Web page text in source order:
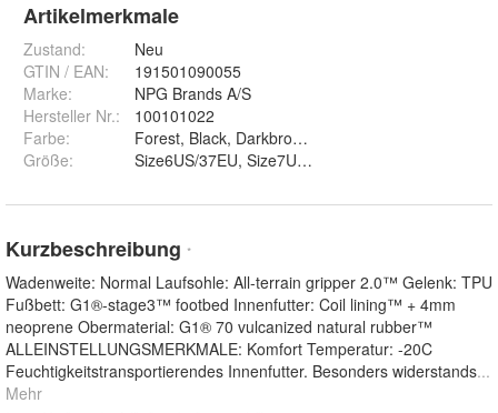
Artikelmerkmale
Zustand:
Neu
GTIN / EAN:
191501090055
Marke:
NPG Brands A/S
Hersteller Nr.:
100101022
Farbe:
Größe: Size6US/37EU, Size7US/38EU, Size8US/39EU,
Kurzbeschreibung *
Wadenweite: Normal Laufsohle: All-terrain gripper 2.0™ Gelenk: TPU
Fußbett: G1®-stage3™ footbed Innenfutter: Coil lining™ + 4mm
neoprene Obermaterial: G1® 70 vulcanized natural rubber™
ALLEINSTELLUNGSMERKMALE: Komfort Temperatur: -20C
Feuchtigkeitstransportierendes Innenfutter. Besonders widerstands...
Mehr